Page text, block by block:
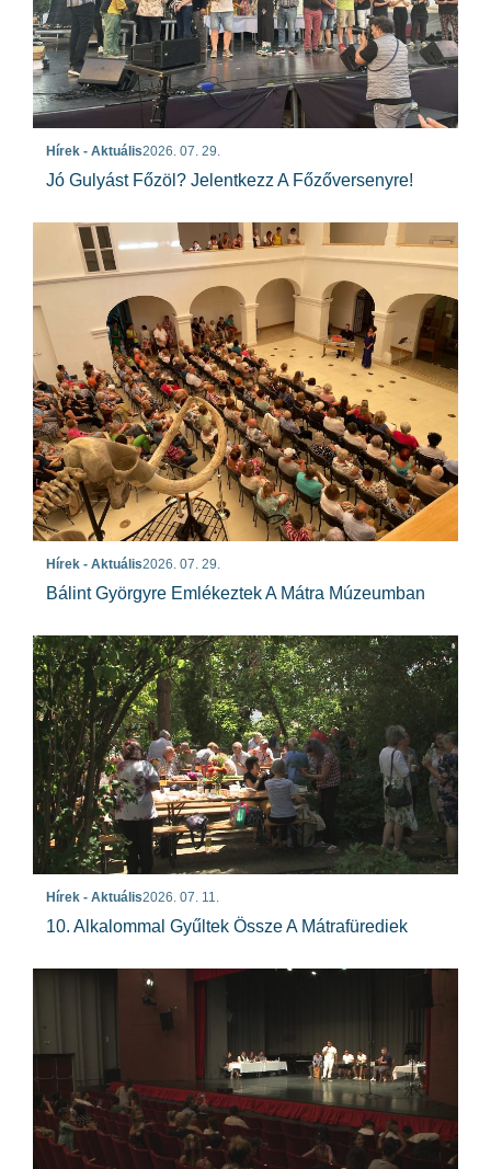
Hírek - Aktuális2026. 07. 29.
Jó Gulyást Főzöl? Jelentkezz A Főzőversenyre!
Hírek - Aktuális2026. 07. 29.
Bálint Györgyre Emlékeztek A Mátra Múzeumban
Hírek - Aktuális2026. 07. 11.
10. Alkalommal Gyűltek Össze A Mátrafürediek